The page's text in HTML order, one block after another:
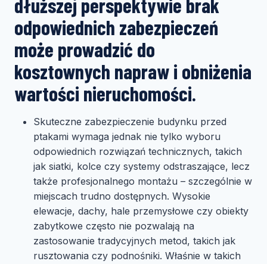
dłuższej perspektywie brak
odpowiednich zabezpieczeń
może prowadzić do
kosztownych napraw i obniżenia
wartości nieruchomości.
Skuteczne zabezpieczenie budynku przed
ptakami wymaga jednak nie tylko wyboru
odpowiednich rozwiązań technicznych, takich
jak siatki, kolce czy systemy odstraszające, lecz
także profesjonalnego montażu – szczególnie w
miejscach trudno dostępnych. Wysokie
elewacje, dachy, hale przemysłowe czy obiekty
zabytkowe często nie pozwalają na
zastosowanie tradycyjnych metod, takich jak
rusztowania czy podnośniki. Właśnie w takich